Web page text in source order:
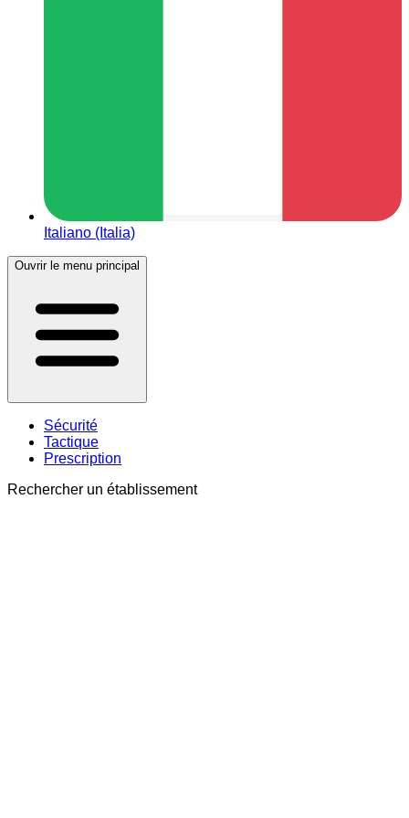
Italiano (Italia)
Ouvrir le menu principal
Sécurité
Tactique
Prescription
Rechercher un établissement